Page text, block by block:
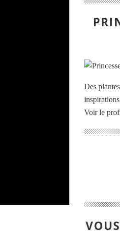
Des
Voir le